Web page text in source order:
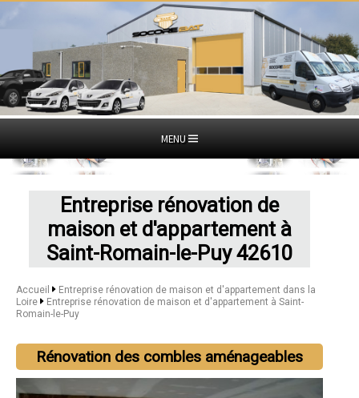
MENU
Entreprise rénovation de
maison et d'appartement à
Saint-Romain-le-Puy 42610
Accueil
Entreprise rénovation de maison et d'appartement dans la
Loire
Entreprise rénovation de maison et d'appartement à Saint-
Romain-le-Puy
Rénovation des combles aménageables